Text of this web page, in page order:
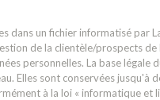
dans un fichier informatisé par
de la clientèle/prospects de
personnelles. La base légale
Elles sont conservées jusqu'à
à la loi « informatique et